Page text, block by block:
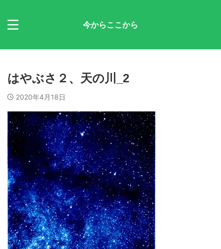
今からここから
はやぶさ２、天の川_2
2020年4月18日